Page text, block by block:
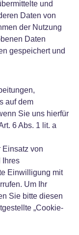
und
Daten von
der Nutzung
Daten
gespeichert und
auf dem
Sie uns hierfür
6 Abs. 1 lit. a
von
Ihres
Einwilligung mit
Um Ihr
Sie bitte diesen
„Cookie-